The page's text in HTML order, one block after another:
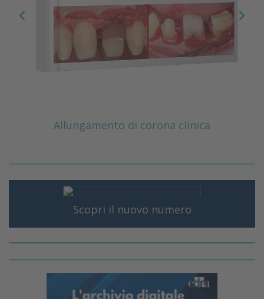
Allungamento di corona clinica
Scopri il nuovo numero